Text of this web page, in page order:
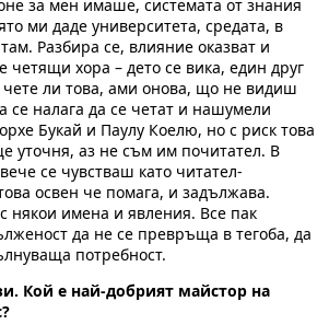
за мен имаше, системата от знания
ми даде университета, средата, в
Разбира се, влияние оказват и
четящи хора – дето се вика, един друг
чете ли това, ами онова, що не видиш
се налага да се четат и нашумели
Букай и Паулу Коелю, но с риск това
уточня, аз не съм им почитател. В
се чувстваш като читател-
освен че помага, и задължава.
някои имена и явления. Все пак
да не се превръща в тегоба, да
потребност.
Кой е най-добрият майстор на